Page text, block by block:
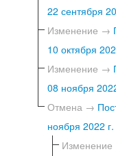
22 сентября
Изменение →
10 октября
Изменение →
08 ноября
Отмена →
ноября 2022 г.